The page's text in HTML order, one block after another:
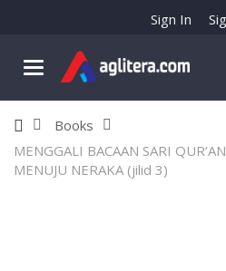
Sign In
Books
MENGGALI BACAAN SARI
MENUJU NERAKA (jilid 3)